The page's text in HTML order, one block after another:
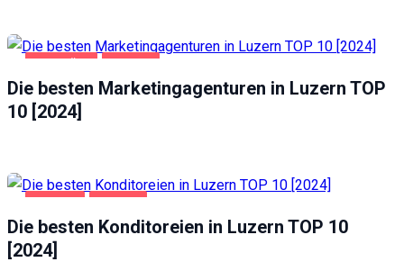
Die besten Marketingagenturen in Luzern TOP
10 [2024]
Die besten Konditoreien in Luzern TOP 10
[2024]